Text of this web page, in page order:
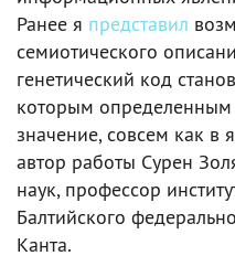
Ранее я представил
семиотического
генетический код
которым определенным
значение, совсем как в
автор работы Сурен
наук, профессор
Балтийского
Канта.